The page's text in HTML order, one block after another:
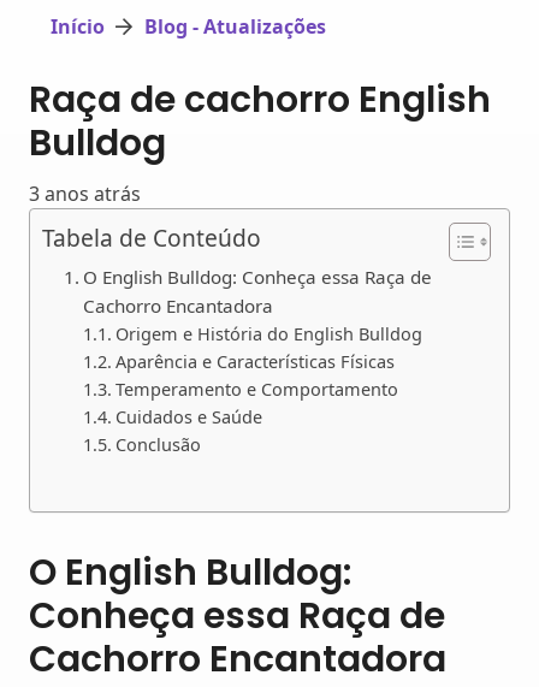
Início Blog - Atualizações
Raça de cachorro English
Bulldog
3 anos atrás
Tabela de Conteúdo
O English Bulldog: Conheça essa Raça de
Cachorro Encantadora
Origem e História do English Bulldog
Aparência e Características Físicas
Temperamento e Comportamento
Cuidados e Saúde
Conclusão
O English Bulldog:
Conheça essa Raça de
Cachorro Encantadora